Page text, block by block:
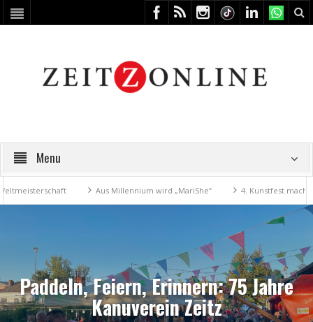
Menu
Aus Millennium wird „MariShe“ 4. Kunstfest macht Zeitz
Paddeln, Feiern, Erinnern: 75 Jahre
Kanuverein Zeitz